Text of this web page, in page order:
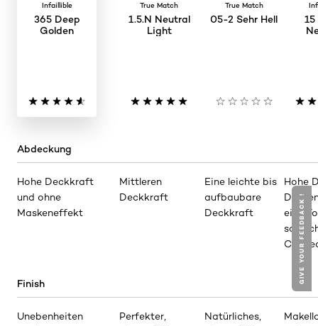
Infaillible
365 Deep
Golden
Abdeckung
Hohe Deckkraft
und ohne
Maskeneffekt
Finish
Unebenheiten
True Match
1.5.N Neutral
Light
Mittleren
Deckkraft
Perfekter,
True Match
05-2 Sehr Hell
Eine leichte bis
aufbaubare
Deckkraft
Natürliches,
Hohe
eine
so GIVE YOUR FEEDBACK !